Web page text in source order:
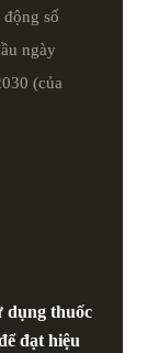
số
ngày
(của
dụng thuốc
đạt hiệu